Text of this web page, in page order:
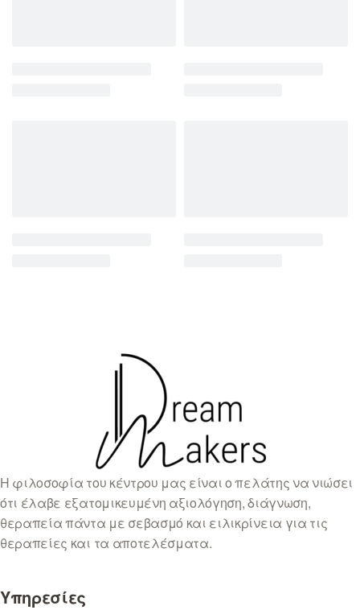
Η φιλοσοφία του κέντρου μας είναι ο πελάτης να νιώσει
ότι έλαβε εξατομικευμένη αξιολόγηση, διάγνωση,
θεραπεία πάντα με σεβασμό και ειλικρίνεια για τις
θεραπείες και τα αποτελέσματα.
Υπηρεσίες